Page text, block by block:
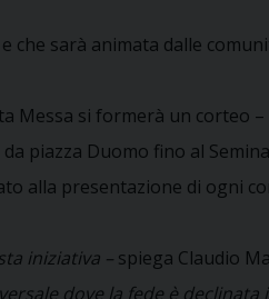
e che sarà animata dalle
Messa si formerà un corteo
piazza Duomo fino al
alla presentazione di ogni
iniziativa – spiega Claudio
dove la fede è